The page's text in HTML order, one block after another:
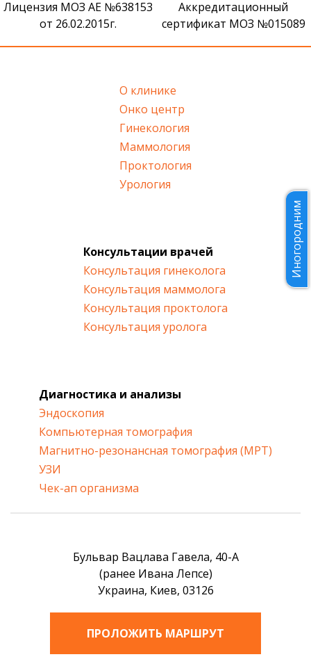
Лицензия МОЗ АЕ №638153
от 26.02.2015г.
Аккредитационный
сертификат МОЗ №015089
О клинике
Онко центр
Гинекология
Маммология
Проктология
Урология
Консультации врачей
Консультация гинеколога
Консультация маммолога
Консультация проктолога
Консультация уролога
Диагностика и анализы
Эндоскопия
Компьютерная томография
Магнитно-резонансная томография (МРТ)
УЗИ
Чек-ап организма
Бульвар Вацлава Гавела, 40-А
(ранее Ивана Лепсе)
Украина, Киев, 03126
ПРОЛОЖИТЬ МАРШРУТ
Иногородним